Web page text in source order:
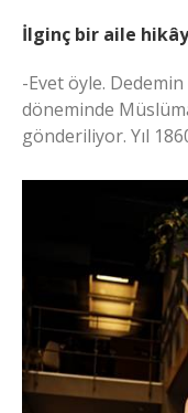
İlginç bir aile
-Evet öyle.
döneminde
gönderiliyor. Yıl